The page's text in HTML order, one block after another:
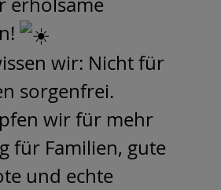
wir: Nicht für
sorgenfrei.
wir für mehr
für Familien, gute
und echte